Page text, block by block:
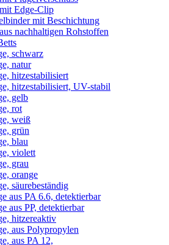
Edge-Clip
mit Beschichtung
nachhaltigen Rohstoffen
schwarz
natur
hitzestabilisiert
hitzestabilisiert, UV-stabil
gelb
rot
weiß
grün
blau
violett
grau
orange
säurebeständig
aus PA 6.6, detektierbar
aus PP, detektierbar
hitzereaktiv
aus Polypropylen
aus PA 12,